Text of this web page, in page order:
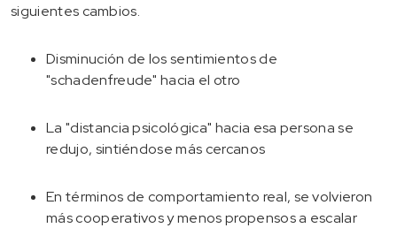
siguientes cambios.
Disminución de los sentimientos de
"schadenfreude" hacia el otro
La "distancia psicológica" hacia esa persona se
redujo, sintiéndose más cercanos
En términos de comportamiento real, se volvieron
más cooperativos y menos propensos a escalar